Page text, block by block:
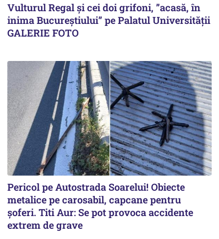
Vulturul Regal și cei doi grifoni, ”acasă, în
inima Bucureștiului” pe Palatul Universității
GALERIE FOTO
Pericol pe Autostrada Soarelui! Obiecte
metalice pe carosabil, capcane pentru
șoferi. Titi Aur: Se pot provoca accidente
extrem de grave